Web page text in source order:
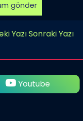
YazıSonraki Yazı
Youtube